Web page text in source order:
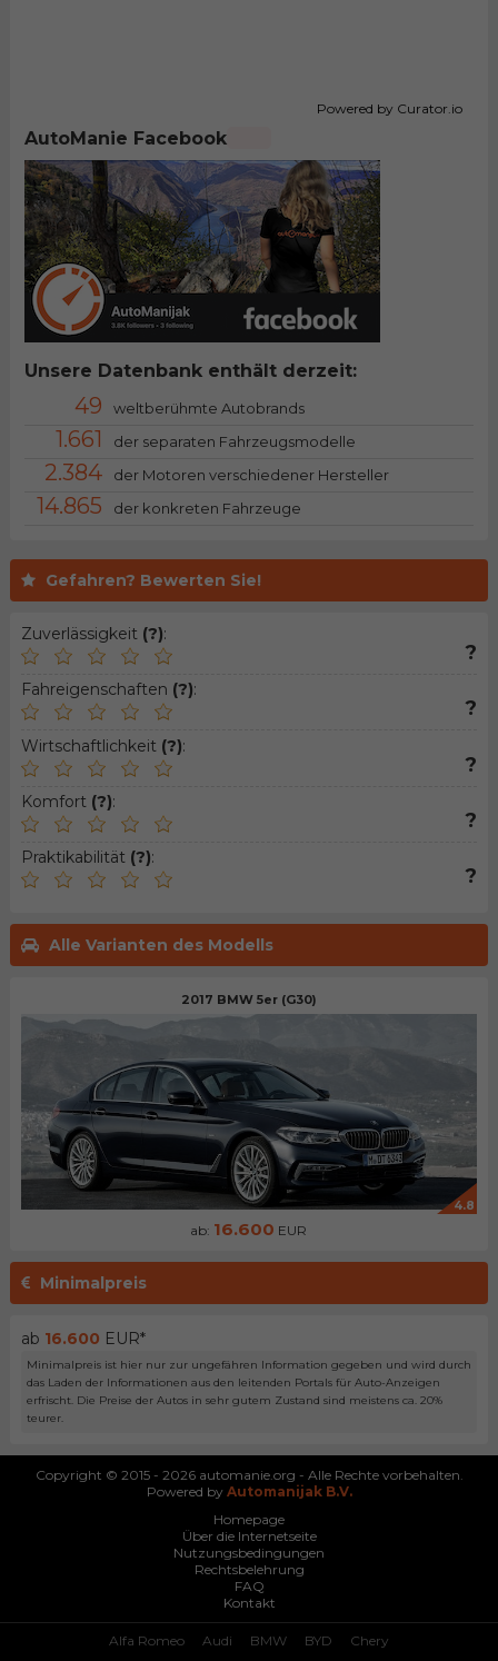
Gefahren? Bewerten Sie!
Zuverlässigkeit (?):
?
Fahreigenschaften (?):
?
Wirtschaftlichkeit (?):
?
Komfort (?):
?
Praktikabilität (?):
?
Alle Varianten des Modells
2017 BMW 5er (G30)
4.8
ab: 16.600 EUR
Minimalpreis
ab 16.600 EUR*
Minimalpreis ist hier nur zur ungefähren Information gegeben und wird durch
das Laden der Informationen aus den leitenden Portals für Auto-Anzeigen
erfrischt. Die Preise der Autos in sehr gutem Zustand sind meistens ca. 20%
teurer.
Powered by Curator.io
AutoManie Facebook
Unsere Datenbank enthält derzeit:
49 weltberühmte Autobrands
1.661 der separaten Fahrzeugsmodelle
2.384 der Motoren verschiedener Hersteller
14.865 der konkreten Fahrzeuge
Copyright © 2015 - 2026 automanie.org - Alle Rechte vorbehalten.
Powered by Automanijak B.V.
Homepage
Über die Internetseite
Nutzungsbedingungen
Rechtsbelehrung
FAQ
Kontakt
Alfa Romeo Audi BMW BYD Chery